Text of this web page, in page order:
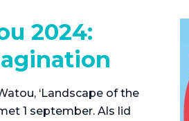
2024:
‘Landscape of the
1 september. Als lid